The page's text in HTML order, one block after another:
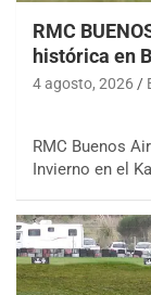
RMC
histórica en
4 agosto, 2026
RMC Buenos
Invierno en el